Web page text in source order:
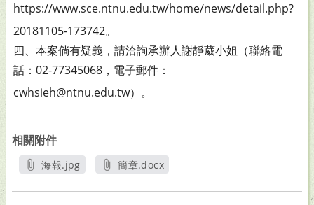
https://www.sce.ntnu.edu.tw/home/news/detail.php?
20181105-173742。
四、本案倘有疑義，請洽詢承辦人謝靜葳小姐（聯絡電
話：02-77345068，電子郵件：
cwhsieh@ntnu.edu.tw）。
相關附件
海報.jpg
簡章.docx